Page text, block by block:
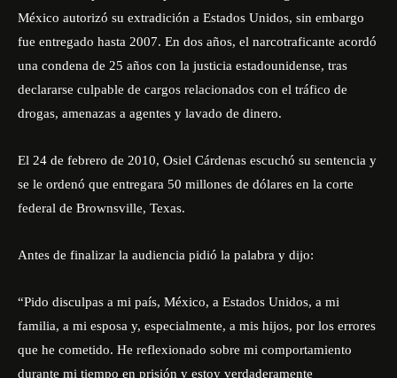
México autorizó su extradición a Estados Unidos, sin embargo
fue entregado hasta 2007. En dos años, el narcotraficante acordó
una condena de 25 años con la justicia estadounidense, tras
declararse culpable de cargos relacionados con el tráfico de
drogas, amenazas a agentes y lavado de dinero.
El 24 de febrero de 2010, Osiel Cárdenas escuchó su sentencia y
se le ordenó que entregara 50 millones de dólares en la corte
federal de Brownsville, Texas.
Antes de finalizar la audiencia pidió la palabra y dijo:
“Pido disculpas a mi país, México, a Estados Unidos, a mi
familia, a mi esposa y, especialmente, a mis hijos, por los errores
que he cometido. He reflexionado sobre mi comportamiento
durante mi tiempo en prisión y estoy verdaderamente